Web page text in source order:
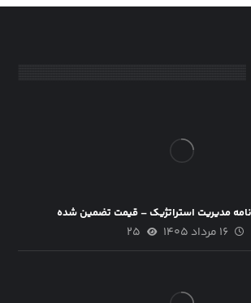
نامه مدیریت استراتژیک – قیمت تضمین شده
۱۶ مرداد ۱۴۰۵ ۲۵